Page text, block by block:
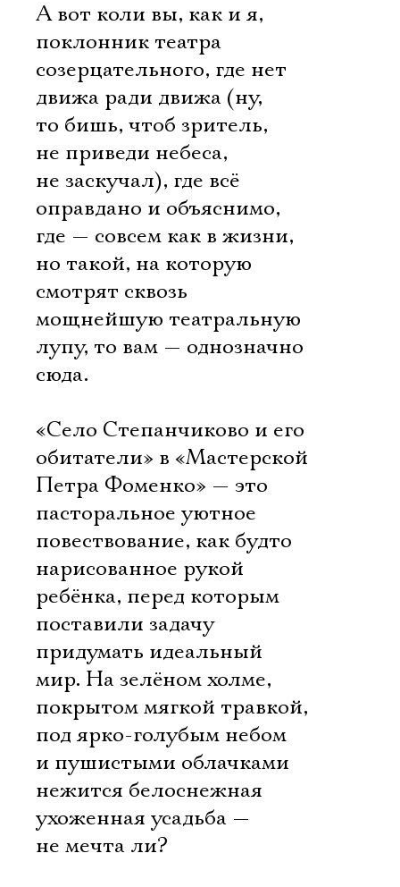
А вот коли вы, как и я,
поклонник театра
созерцательного, где нет
движа ради движа (ну,
то бишь, чтоб зритель,
не приведи небеса,
не заскучал), где всё
оправдано и объяснимо,
где — совсем как в жизни,
но такой, на которую
смотрят сквозь
мощнейшую театральную
лупу, то вам — однозначно
сюда.
«Село Степанчиково и его
обитатели» в «Мастерской
Петра Фоменко» — это
пасторальное уютное
повествование, как будто
нарисованное рукой
ребёнка, перед которым
поставили задачу
придумать идеальный
мир. На зелёном холме,
покрытом мягкой травкой,
под ярко-голубым небом
и пушистыми облачками
нежится белоснежная
ухоженная усадьба —
не мечта ли?